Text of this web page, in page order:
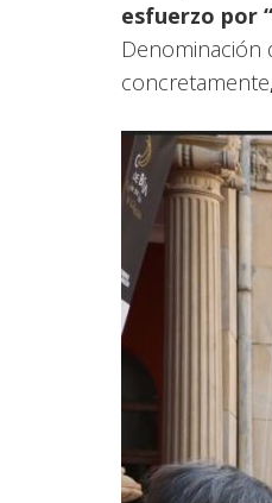
esfuerzo por
Denominación
concretamente